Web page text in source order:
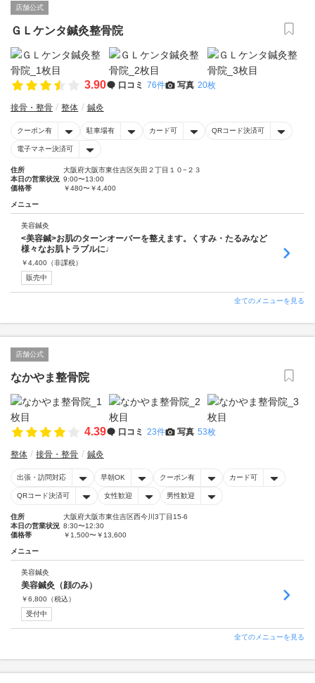
店舗公式
ＧＬケンタ鍼灸整骨院
3.90 口コミ 76件 写真 20枚
接骨・整骨 整体 鍼灸
クーポン有 駐車場有 カード可 QRコード決済可
電子マネー決済可
住所
大阪府大阪市東住吉区矢田２丁目１０−２３
本日の営業状況 9:00〜13:00
価格帯
￥480〜￥4,400
メニュー
美容鍼灸
<美容鍼>お肌のターンオーバーを整えます。くすみ・たるみなど
様々なお肌トラブルに♩
￥4,400 （非課税）
販売中
全てのメニューを見る
店舗公式
なかやま整骨院
4.39 口コミ 23件 写真 53枚
整体 接骨・整骨 鍼灸
出張・訪問対応 早朝OK クーポン有 カード可
QRコード決済可 女性歓迎 男性歓迎
住所
大阪府大阪市東住吉区西今川3丁目15-6
本日の営業状況 8:30〜12:30
価格帯
￥1,500〜￥13,600
メニュー
美容鍼灸
美容鍼灸（顔のみ）
￥6,800 （税込）
受付中
全てのメニューを見る